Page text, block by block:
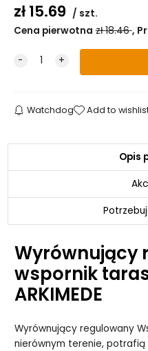
zł15.69
szt.
Cena pierwotna zł18.46
Watchdog Add to
Opis
Wyrównujący
wspornik
ARKIMEDE
Wyrównujący regulowany
nierównym terenie,